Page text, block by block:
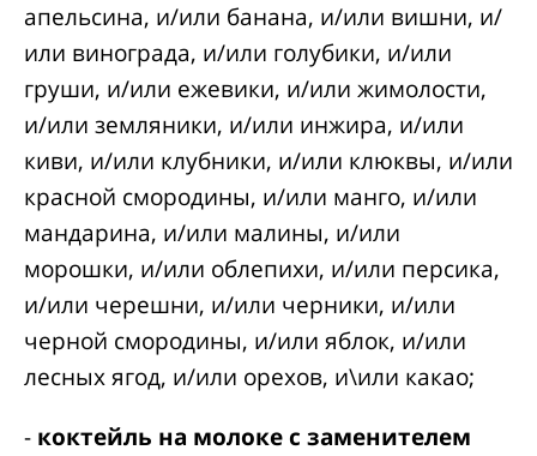
апельсина, и/или банана, и/или вишни, и/
или винограда, и/или голубики, и/или
груши, и/или ежевики, и/или жимолости,
и/или земляники, и/или инжира, и/или
киви, и/или клубники, и/или клюквы, и/или
красной смородины, и/или манго, и/или
мандарина, и/или малины, и/или
морошки, и/или облепихи, и/или персика,
и/или черешни, и/или черники, и/или
черной смородины, и/или яблок, и/или
лесных ягод, и/или орехов, и\или какао;
- коктейль на молоке с заменителем